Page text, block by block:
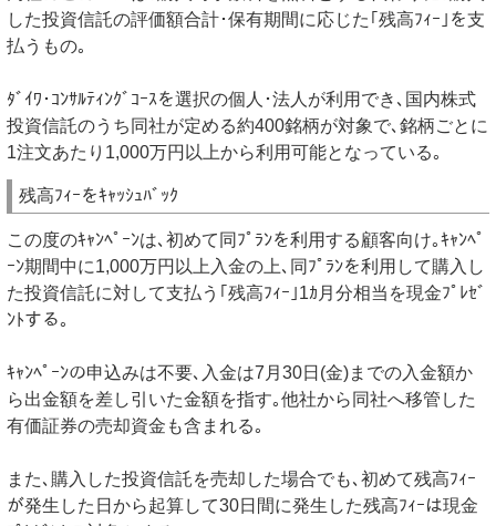
した投資信託の評価額合計･保有期間に応じた｢残高ﾌｨｰ｣を支
払うもの｡
ﾀﾞｲﾜ･ｺﾝｻﾙﾃｨﾝｸﾞｺｰｽを選択の個人･法人が利用でき､国内株式
投資信託のうち同社が定める約400銘柄が対象で､銘柄ごとに
1注文あたり1,000万円以上から利用可能となっている｡
残高ﾌｨｰをｷｬｯｼｭﾊﾞｯｸ
この度のｷｬﾝﾍﾟｰﾝは､初めて同ﾌﾟﾗﾝを利用する顧客向け｡ｷｬﾝﾍﾟ
ｰﾝ期間中に1,000万円以上入金の上､同ﾌﾟﾗﾝを利用して購入し
た投資信託に対して支払う｢残高ﾌｨｰ｣1ｶ月分相当を現金ﾌﾟﾚｾﾞ
ﾝﾄする｡
ｷｬﾝﾍﾟｰﾝの申込みは不要､入金は7月30日(金)までの入金額か
ら出金額を差し引いた金額を指す｡他社から同社へ移管した
有価証券の売却資金も含まれる｡
また､購入した投資信託を売却した場合でも､初めて残高ﾌｨｰ
が発生した日から起算して30日間に発生した残高ﾌｨｰは現金